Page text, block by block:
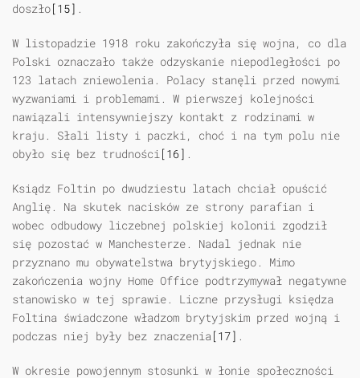
doszło[15] .
W listopadzie 1918 roku zakończyła się wojna, co dla
Polski oznaczało także odzyskanie niepodległości po
123 latach zniewolenia. Polacy stanęli przed nowymi
wyzwaniami i problemami. W pierwszej kolejności
nawiązali intensywniejszy kontakt z rodzinami w
kraju. Słali listy i paczki, choć i na tym polu nie
obyło się bez trudności[16] .
Ksiądz Foltin po dwudziestu latach chciał opuścić
Anglię. Na skutek nacisków ze strony parafian i
wobec odbudowy liczebnej polskiej kolonii zgodził
się pozostać w Manchesterze. Nadal jednak nie
przyznano mu obywatelstwa brytyjskiego. Mimo
zakończenia wojny Home Office podtrzymywał negatywne
stanowisko w tej sprawie. Liczne przysługi księdza
Foltina świadczone władzom brytyjskim przed wojną i
podczas niej były bez znaczenia[17] .
W okresie powojennym stosunki w łonie społeczności